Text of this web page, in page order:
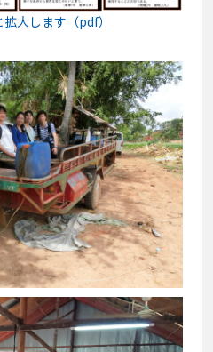
大します（pdf）